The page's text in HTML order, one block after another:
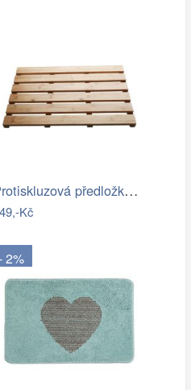
Protiskluzová předložka do koupelny…
Kč
2%